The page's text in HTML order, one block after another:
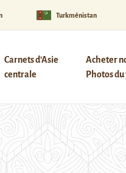
Turkménistan
Carnets d’Asie
centrale
Acheter
Photos